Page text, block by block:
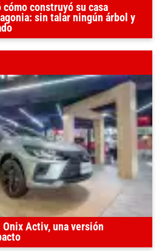
construyó su casa
sin talar ningún árbol y
Activ, una versión